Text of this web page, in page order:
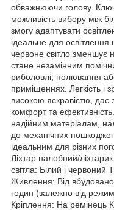
обважнюючи голову.
можливість вибору між
змогу адаптувати
ідеальне для освітлення
червоне світло зменшує
стане незамінним
риболовлі, полювання
приміщеннях. Легкість і
високою яскравістю,
комфорт та
надійним матеріалам,
до механічних
ідеальним для різних
Ліхтар налобний/
світла: Білий і червоний
Живлення: Від
годин (залежно від
Кріплення: На ремінець